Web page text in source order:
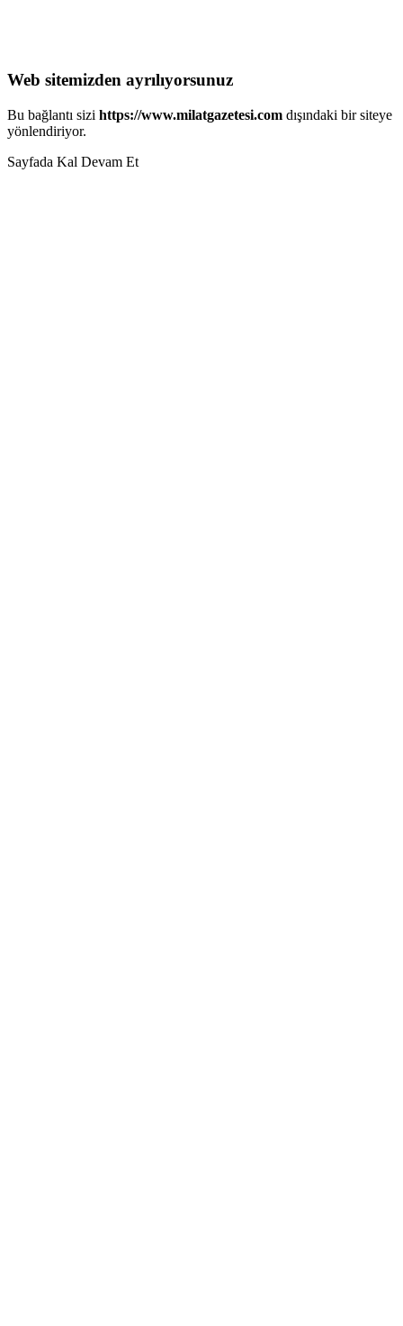
Web sitemizden ayrılıyorsunuz
Bu bağlantı sizi https://www.milatgazetesi.com dışındaki bir siteye
yönlendiriyor.
Sayfada Kal Devam Et